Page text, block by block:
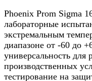
Phoenix Prom Sigma
лабораторные
экстремальным
диапазоне от -60 до
универсальность для
производственных
тестирование на